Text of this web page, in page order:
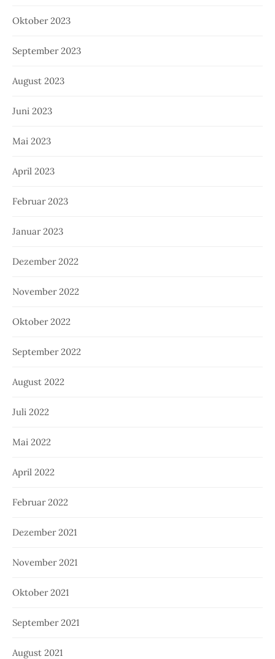
Oktober 2023
September 2023
August 2023
Juni 2023
Mai 2023
April 2023
Februar 2023
Januar 2023
Dezember 2022
November 2022
Oktober 2022
September 2022
August 2022
Juli 2022
Mai 2022
April 2022
Februar 2022
Dezember 2021
November 2021
Oktober 2021
September 2021
August 2021